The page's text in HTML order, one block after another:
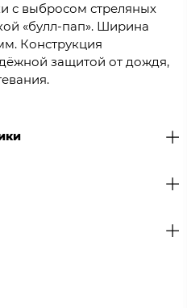
с выбросом стреляных
«булл-пап». Ширина
Конструкция
защитой от дождя,